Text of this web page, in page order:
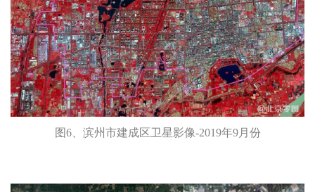
图6、滨州市建成区卫星影像-2019年9月份